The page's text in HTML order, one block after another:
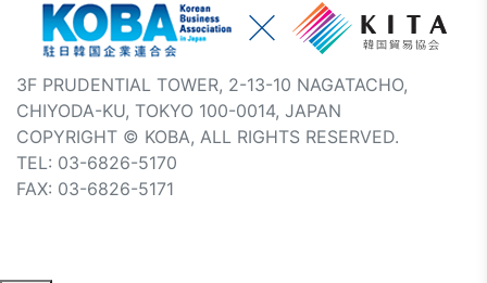
3F PRUDENTIAL TOWER, 2-13-10 NAGATACHO,
CHIYODA-KU, TOKYO 100-0014, JAPAN
COPYRIGHT © KOBA, ALL RIGHTS RESERVED.
TEL: 03-6826-5170
FAX: 03-6826-5171